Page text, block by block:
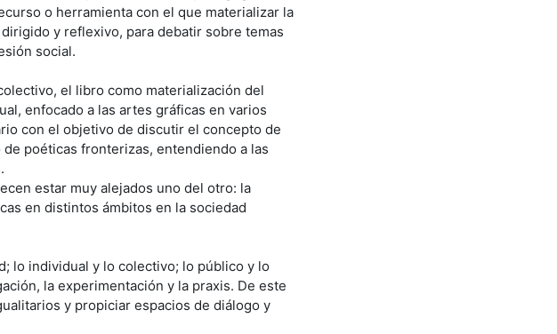
o herramienta con el que materializar la
y reflexivo, para debatir sobre temas
social.
el libro como materialización del
enfocado a las artes gráficas en varios
con el objetivo de discutir el concepto de
poéticas fronterizas, entendiendo a las
estar muy alejados uno del otro: la
en distintos ámbitos en la sociedad
lo individual y lo colectivo; lo público y lo
la experimentación y la praxis. De este
y propiciar espacios de diálogo y